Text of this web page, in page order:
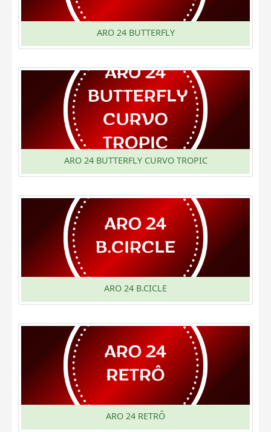
ARO 24 BUTTERFLY
ARO 24 BUTTERFLY CURVO TROPIC
ARO 24 B.CICLE
ARO 24 RETRÔ